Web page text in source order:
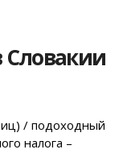
/ подоходный
налога –